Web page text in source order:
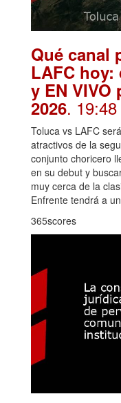
Qué canal
LAFC hoy:
y EN VIVO
2026. 19:48
Toluca vs LAFC
atractivos de la
conjunto choricero
en su debut y
muy cerca de la
Enfrente tendrá a
365scores